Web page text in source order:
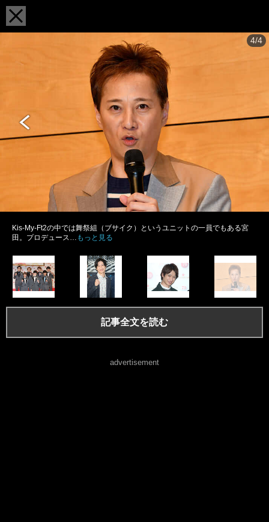
4/4
Kis-My-Ft2の中では舞祭組（ブサイク）というユニットの一員でもある宮
田。プロデュース…
もっと見る
記事全文を読む
advertisement